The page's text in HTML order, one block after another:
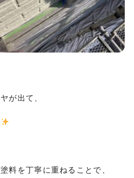
が出て、
料を丁寧に重ねることで、